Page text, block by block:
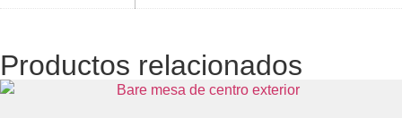
Productos relacionados